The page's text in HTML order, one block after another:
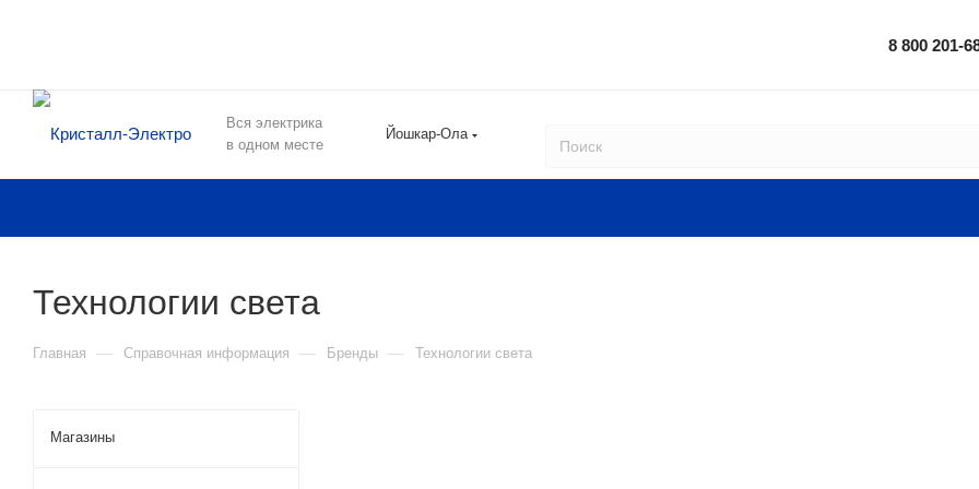
8 800 201-
Вся электрика
в одном месте
Йошкар-Ола
Технологии света
Главная — Справочная информация — Бренды — Технологии света
Магазины